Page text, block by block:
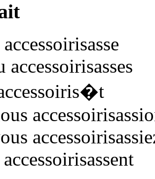
accessoirisasse
accessoirisasses
�t
accessoiris
accessoiris
accessoirisassent